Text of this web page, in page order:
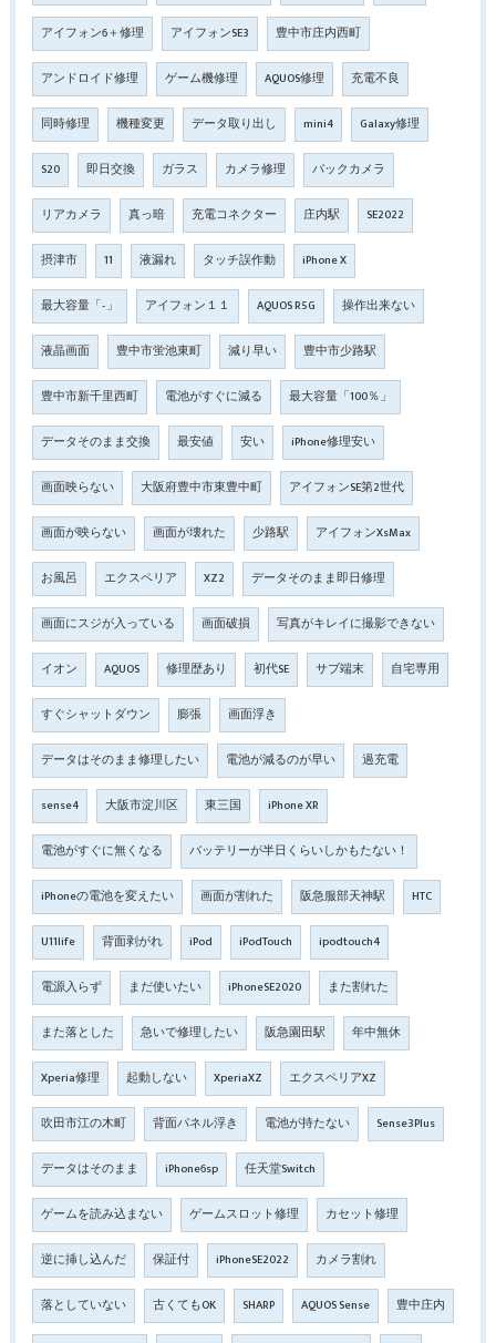
アイフォン6＋修理 アイフォンSE3 豊中市庄内西町
アンドロイド修理 ゲーム機修理 AQUOS修理 充電不良
同時修理 機種変更 データ取り出し mini4 Galaxy修理
S20 即日交換 ガラス カメラ修理 バックカメラ
リアカメラ 真っ暗 充電コネクター 庄内駅 SE2022
摂津市 11 液漏れ タッチ誤作動 iPhone X
最大容量「‐」 アイフォン１１ AQUOS R5G 操作出来ない
液晶画面 豊中市蛍池東町 減り早い 豊中市少路駅
豊中市新千里西町 電池がすぐに減る 最大容量「100％」
データそのまま交換 最安値 安い iPhone修理安い
画面映らない 大阪府豊中市東豊中町 アイフォンSE第2世代
画面が映らない 画面が壊れた 少路駅 アイフォンXsMax
お風呂 エクスペリア XZ2 データそのまま即日修理
画面にスジが入っている 画面破損 写真がキレイに撮影できない
イオン AQUOS 修理歴あり 初代SE サブ端末 自宅専用
すぐシャットダウン 膨張 画面浮き
データはそのまま修理したい 電池が減るのが早い 過充電
sense4 大阪市淀川区 東三国 iPhone XR
電池がすぐに無くなる バッテリーが半日くらいしかもたない！
iPhoneの電池を変えたい 画面が割れた 阪急服部天神駅 HTC
U11life 背面剥がれ iPod iPodTouch ipodtouch4
電源入らず まだ使いたい iPhoneSE2020 また割れた
また落とした 急いで修理したい 阪急園田駅 年中無休
Xperia修理 起動しない XperiaXZ エクスペリアXZ
吹田市江の木町 背面パネル浮き 電池が持たない Sense3Plus
データはそのまま iPhone6sp 任天堂Switch
ゲームを読み込まない ゲームスロット修理 カセット修理
逆に挿し込んだ 保証付 iPhoneSE2022 カメラ割れ
落としていない 古くてもOK SHARP AQUOS Sense 豊中庄内